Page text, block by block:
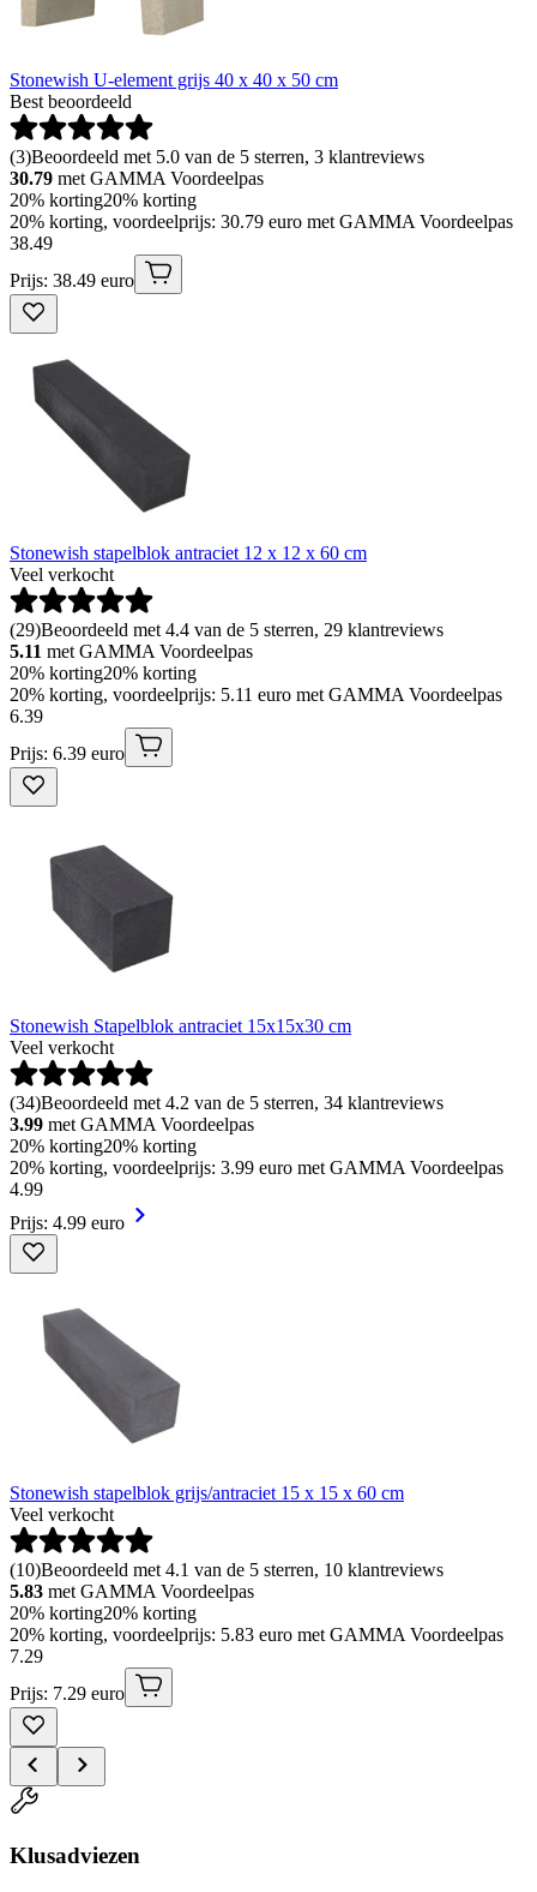
Stonewish U-element grijs 40 x 40 x 50 cm
Best beoordeeld
(3)Beoordeeld met 5.0 van de 5 sterren, 3 klantreviews
30.79 met GAMMA Voordeelpas
20% korting20% korting
20% korting, voordeelprijs: 30.79 euro met GAMMA Voordeelpas
38.49
Prijs: 38.49 euro
Stonewish stapelblok antraciet 12 x 12 x 60 cm
Veel verkocht
(29)Beoordeeld met 4.4 van de 5 sterren, 29 klantreviews
5.11 met GAMMA Voordeelpas
20% korting20% korting
20% korting, voordeelprijs: 5.11 euro met GAMMA Voordeelpas
6.39
Prijs: 6.39 euro
Stonewish Stapelblok antraciet 15x15x30 cm
Veel verkocht
(34)Beoordeeld met 4.2 van de 5 sterren, 34 klantreviews
3.99 met GAMMA Voordeelpas
20% korting20% korting
20% korting, voordeelprijs: 3.99 euro met GAMMA Voordeelpas
4.99
Prijs: 4.99 euro
Stonewish stapelblok grijs/antraciet 15 x 15 x 60 cm
Veel verkocht
(10)Beoordeeld met 4.1 van de 5 sterren, 10 klantreviews
5.83 met GAMMA Voordeelpas
20% korting20% korting
20% korting, voordeelprijs: 5.83 euro met GAMMA Voordeelpas
7.29
Prijs: 7.29 euro
Klusadviezen